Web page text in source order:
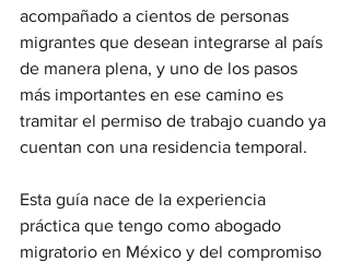
acompañado a cientos de personas
migrantes que desean integrarse al país
de manera plena, y uno de los pasos
más importantes en ese camino es
tramitar el permiso de trabajo cuando ya
cuentan con una residencia temporal.
Esta guía nace de la experiencia
práctica que tengo como abogado
migratorio en México y del compromiso